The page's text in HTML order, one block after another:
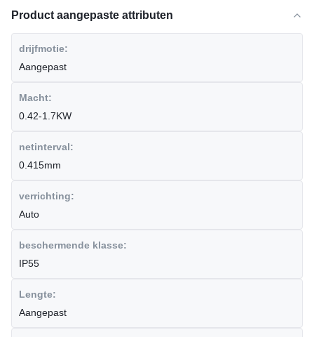
Product aangepaste attributen
drijfmotie:
Aangepast
Macht:
0.42-1.7KW
netinterval:
0.415mm
verrichting:
Auto
beschermende klasse:
IP55
Lengte:
Aangepast